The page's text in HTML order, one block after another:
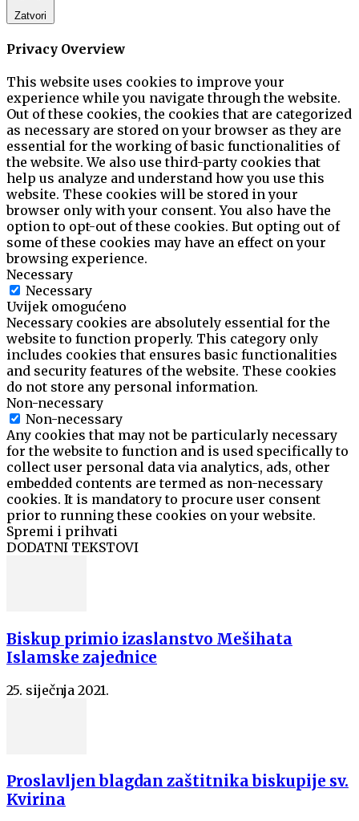
Zatvori
Privacy Overview
This website uses cookies to improve your
experience while you navigate through the website.
Out of these cookies, the cookies that are categorized
as necessary are stored on your browser as they are
essential for the working of basic functionalities of
the website. We also use third-party cookies that
help us analyze and understand how you use this
website. These cookies will be stored in your
browser only with your consent. You also have the
option to opt-out of these cookies. But opting out of
some of these cookies may have an effect on your
browsing experience.
Necessary
Necessary
Uvijek omogućeno
Necessary cookies are absolutely essential for the
website to function properly. This category only
includes cookies that ensures basic functionalities
and security features of the website. These cookies
do not store any personal information.
Non-necessary
Non-necessary
Any cookies that may not be particularly necessary
for the website to function and is used specifically to
collect user personal data via analytics, ads, other
embedded contents are termed as non-necessary
cookies. It is mandatory to procure user consent
prior to running these cookies on your website.
Spremi i prihvati
DODATNI TEKSTOVI
Biskup primio izaslanstvo Mešihata
Islamske zajednice
25. siječnja 2021.
Proslavljen blagdan zaštitnika biskupije sv.
Kvirina